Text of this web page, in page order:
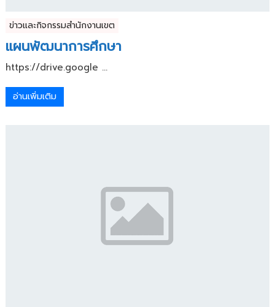
ข่าวและกิจกรรมสำนักงานเขต
แผนพัฒนาการศึกษา
https://drive.google ...
อ่านเพิ่มเติม